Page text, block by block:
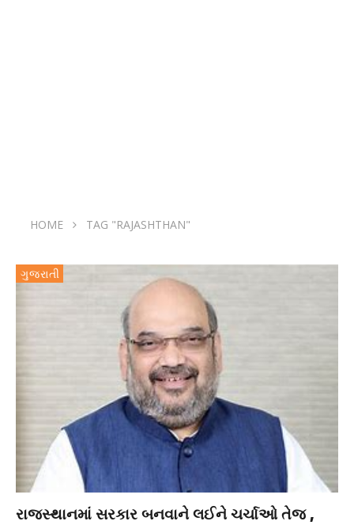
HOME TAG "RAJASHTHAN"
ગુજરાતી
રાજસ્થાનમાં સરકાર બનવાને લઈને ચર્ચાઓ તેજ ,